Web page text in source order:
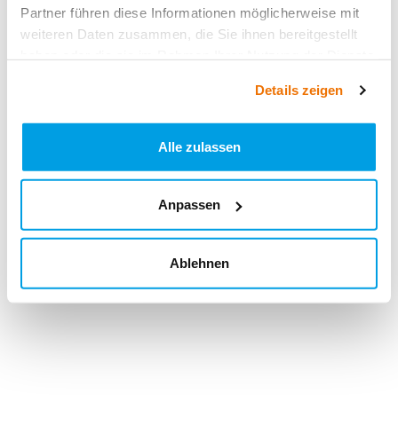
Partner führen diese Informationen möglicherweise mit
weiteren Daten zusammen, die Sie ihnen bereitgestellt
Details zeigen
Alle zulassen
Anpassen
Ablehnen